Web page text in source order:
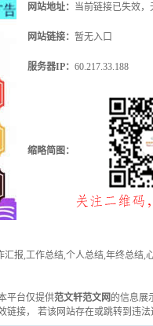
网站地址： 当前链接已失效，
网站链接： 暂无入口
服务器IP： 60.217.33.188
缩略简图：
报,工作总结,个人总结,年终总
平台仅提供范文轩范文网 的信息展
链接， 若该网站存在或跳转到违